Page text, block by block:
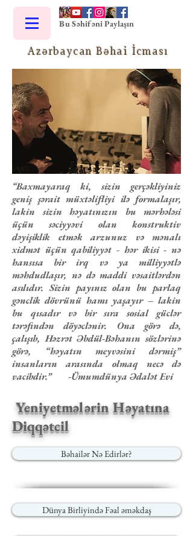
Bu Səhifəni Paylaşın
Azərbaycan Bəhai İcması
“Baxmayaraq ki, sizin gerçəkliyiniz
geniş şərait müxtəlifliyi ilə formalaşır,
lakin sizin həyatınızın bu mərhələsi
üçün səciyyəvi olan konstruktiv
dəyişiklik etmək arzunuz və mənalı
xidmət üçün qabiliyyət - hər ikisi - nə
hansısa bir irq və ya milliyyətlə
məhdudlaşır, nə də maddi vəsaitlərdən
asılıdır. Sizin payınız olan bu parlaq
gənclik dövrünü hamı yaşayır – lakin
bu qısadır və bir sıra sosial güclər
tərəfindən döyəclənir. Ona görə də,
çalışıb, Həzrət Əbdül-Bəhanın sözlərinə
görə, “həyatın meyvəsini dərmiş”
insanların arasında olmaq necə də
vacibdir.” -Ümumdünya Ədalət Evi
Yeniyetmələrin Həyatına
Diqqətcil
Bəhailər Nə Edirlər?
Dünya Birliyində Fəal əməkdaş